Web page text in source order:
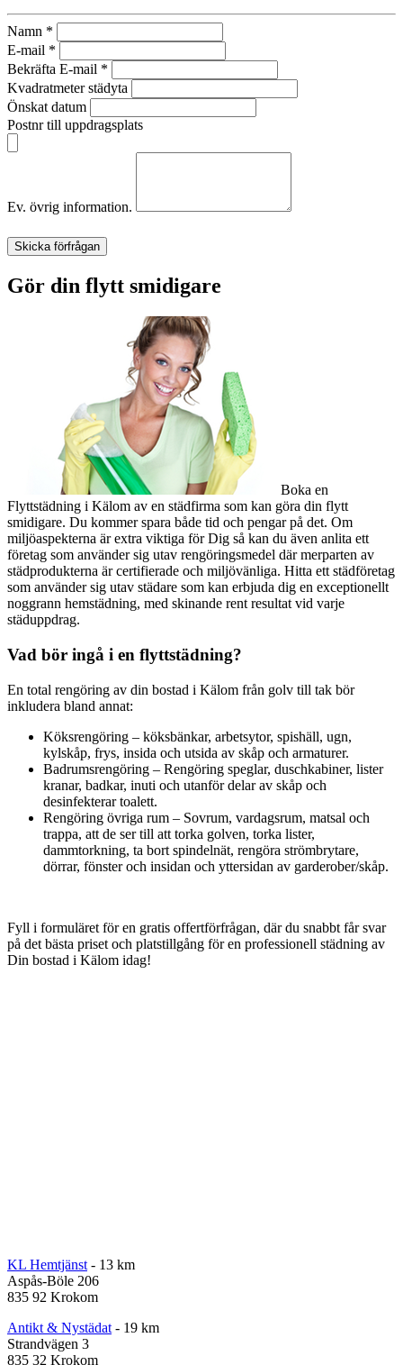
Namn *
E-mail *
Bekräfta E-mail *
Kvadratmeter städyta
Önskat datum
Postnr till uppdragsplats
Ev. övrig information.
Skicka förfrågan
Gör din flytt smidigare
Boka en
Flyttstädning i Kälom av en städfirma som kan göra din flytt
smidigare. Du kommer spara både tid och pengar på det. Om
miljöaspekterna är extra viktiga för Dig så kan du även anlita ett
företag som använder sig utav rengöringsmedel där merparten av
städprodukterna är certifierade och miljövänliga. Hitta ett städföretag
som använder sig utav städare som kan erbjuda dig en exceptionellt
noggrann hemstädning, med skinande rent resultat vid varje
städuppdrag.
Vad bör ingå i en flyttstädning?
En total rengöring av din bostad i Kälom från golv till tak bör
inkludera bland annat:
Köksrengöring – köksbänkar, arbetsytor, spishäll, ugn,
kylskåp, frys, insida och utsida av skåp och armaturer.
Badrumsrengöring – Rengöring speglar, duschkabiner, lister
kranar, badkar, inuti och utanför delar av skåp och
desinfekterar toalett.
Rengöring övriga rum – Sovrum, vardagsrum, matsal och
trappa, att de ser till att torka golven, torka lister,
dammtorkning, ta bort spindelnät, rengöra strömbrytare,
dörrar, fönster och insidan och yttersidan av garderober/skåp.
Fyll i formuläret för en gratis offertförfrågan, där du snabbt får svar
på det bästa priset och platstillgång för en professionell städning av
Din bostad i Kälom idag!
KL Hemtjänst - 13 km
Aspås-Böle 206
835 92 Krokom
Antikt & Nystädat - 19 km
Strandvägen 3
835 32 Krokom